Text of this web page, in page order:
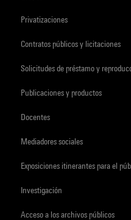
Privatizaciones
Contratos públicos y licitaciones
Solicitudes de préstamo y
Publicaciones y productos
Docentes
Mediadores sociales
Exposiciones itinerantes para el
Investigación
Acceso a los archivos públicos